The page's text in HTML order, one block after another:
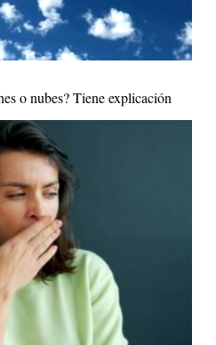
o nubes? Tiene explicación